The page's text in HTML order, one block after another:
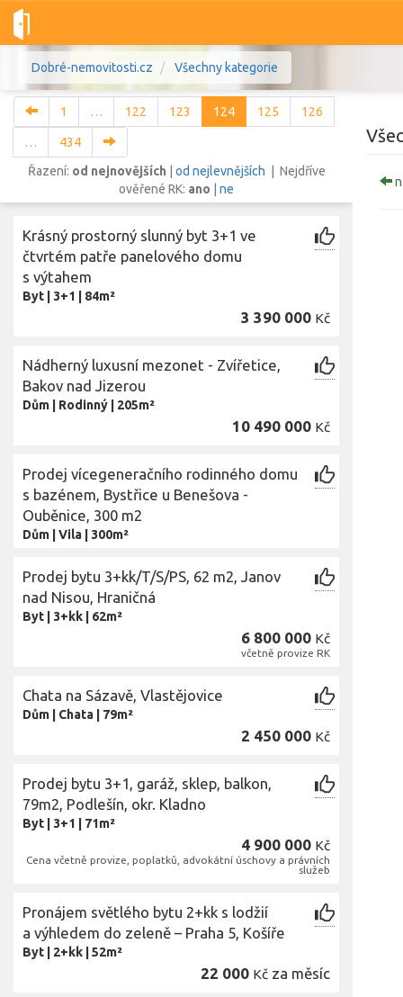
Dobré-nemovitosti.cz Všechny kategorie
Vše Byty
Lokalita
Lokalita
1 … 122 123 124 125 126
…
434
Řazení: od nejnovějších od nejlevnějších | Nejdříve
ověřené RK: ano ne
Krásný prostorný slunný byt 3+1 ve
čtvrtém patře panelového domu
s výtahem
Byt 3+1 84m²
3 390 000 Kč
Nádherný luxusní mezonet - Zvířetice,
Bakov nad Jizerou
Dům Rodinný 205m²
10 490 000 Kč
Prodej vícegeneračního rodinného domu
s bazénem, Bystřice u Benešova -
Ouběnice, 300 m2
Dům Vila 300m²
Prodej bytu 3+kk/T/S/PS, 62 m2, Janov
nad Nisou, Hraničná
Byt 3+kk 62m²
6 800 000 Kč
včetně provize RK
Chata na Sázavě, Vlastějovice
Dům Chata 79m²
2 450 000 Kč
Prodej bytu 3+1, garáž, sklep, balkon,
79m2, Podlešín, okr. Kladno
Byt 3+1 71m²
4 900 000 Kč
Cena včetně provize, poplatků, advokátní úschovy a právních
služeb
Pronájem světlého bytu 2+kk s lodžií
a výhledem do zeleně – Praha 5, Košíře
Byt 2+kk 52m²
22 000 Kč za měsíc